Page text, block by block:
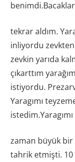
tekrar aldım.
inliyordu
zevkin yarıda
çıkarttım
istiyordu.
Yaragımı
zaman büyük bir
tahrik etmişti.